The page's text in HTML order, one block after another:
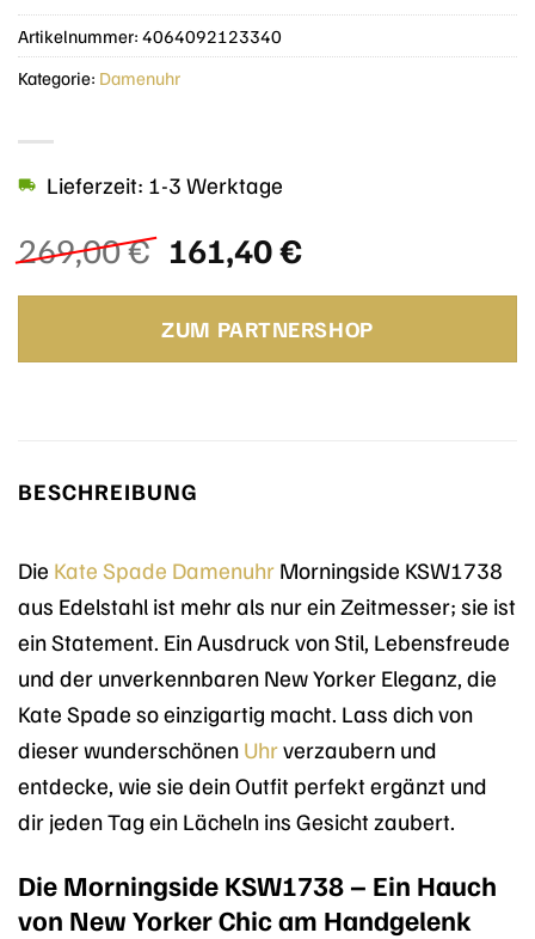
269,00€ Ursprünglicher
Preis
war:
269,00 €
161,40€Aktueller
ist:
161,40 €.
Lieferzeit: 1-3 Werktage
ZUM PARTNERSHOP
Artikelnummer: 4064092123340
Kategorie: Damenuhr
BESCHREIBUNG
Die Kate Spade Damenuhr Morningside KSW1738
aus Edelstahl ist mehr als nur ein Zeitmesser; sie ist
ein Statement. Ein Ausdruck von Stil, Lebensfreude
und der unverkennbaren New Yorker Eleganz, die
Kate Spade so einzigartig macht. Lass dich von
dieser wunderschönen Uhrverzaubern und
entdecke, wie sie dein Outfit perfekt ergänzt und
dir jeden Tag ein Lächeln ins Gesicht zaubert.
Die Morningside KSW1738 – Ein Hauch
von New Yorker Chic am Handgelenk